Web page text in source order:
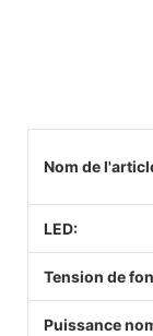
Nom de
LED:
Tension de
Puissance